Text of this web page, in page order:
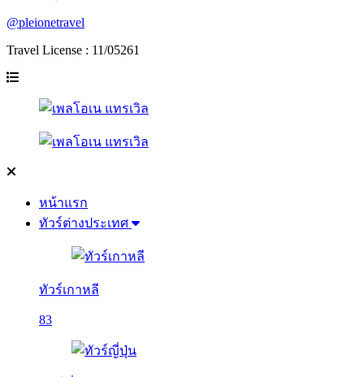
@pleionetravel
Travel License : 11/05261
หน้าแรก
ทัวร์ต่างประเทศ
ทัวร์เกาหลี
83